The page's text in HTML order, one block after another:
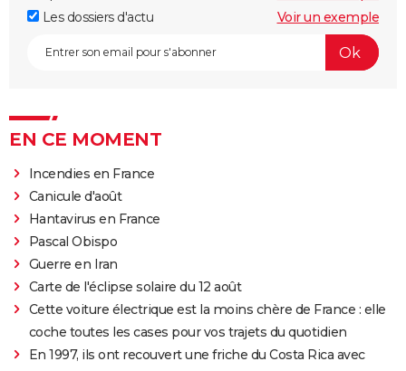
Les dossiers d'actu
Voir un exemple
EN CE MOMENT
Incendies en France
Canicule d'août
Hantavirus en France
Pascal Obispo
Guerre en Iran
Carte de l'éclipse solaire du 12 août
Cette voiture électrique est la moins chère de France : elle
coche toutes les cases pour vos trajets du quotidien
En 1997, ils ont recouvert une friche du Costa Rica avec